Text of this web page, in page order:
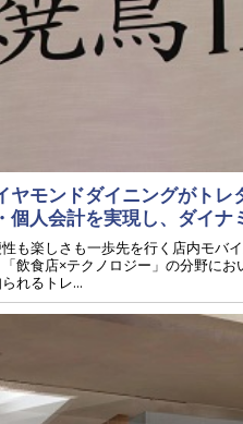
ヤモンドダイニングがト
個人会計を実現し、ダイナ
も楽しさも一歩先を行く店内モバ
飲食店×テクノロジー」の分野に
れるトレ...